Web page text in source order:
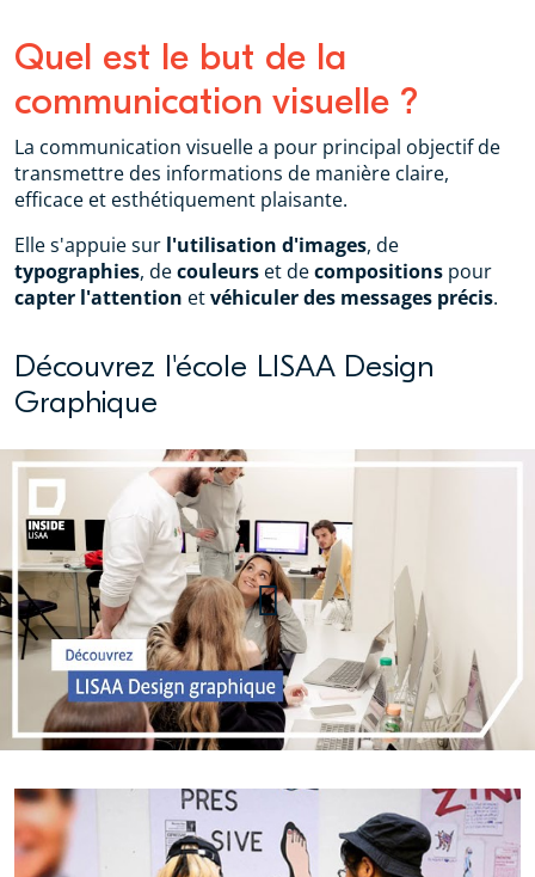
Quel est le but de la
communication visuelle ?
La communication visuelle a pour principal objectif de
transmettre des informations de manière claire,
efficace et esthétiquement plaisante.
Elle s'appuie sur l'utilisation d'images, de
typographies, decouleurs et decompositions pour
capter l'attention etvéhiculer des messages précis.
Découvrez l'école LISAA Design
Graphique
Découvrez l'école LISAA Design
Graphique, à Paris !